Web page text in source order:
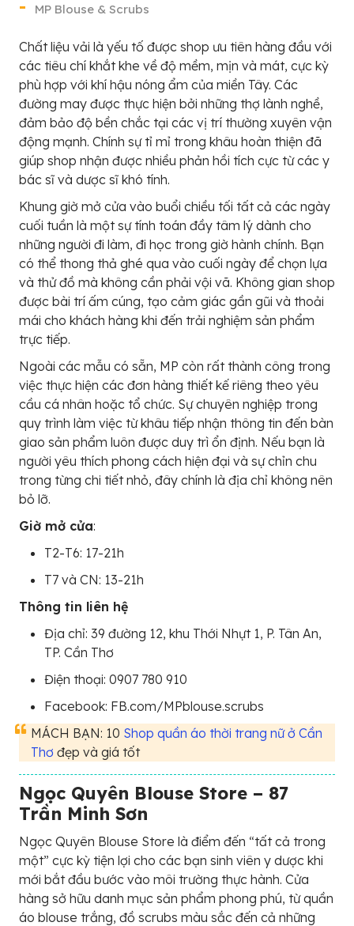
MP Blouse & Scrubs
Chất liệu vải là yếu tố được shop ưu tiên hàng đầu với
các tiêu chí khắt khe về độ mềm, mịn và mát, cực kỳ
phù hợp với khí hậu nóng ẩm của miền Tây. Các
đường may được thực hiện bởi những thợ lành nghề,
đảm bảo độ bền chắc tại các vị trí thường xuyên vận
động mạnh. Chính sự tỉ mỉ trong khâu hoàn thiện đã
giúp shop nhận được nhiều phản hồi tích cực từ các y
bác sĩ và dược sĩ khó tính.
Khung giờ mở cửa vào buổi chiều tối tất cả các ngày
cuối tuần là một sự tính toán đầy tâm lý dành cho
những người đi làm, đi học trong giờ hành chính. Bạn
có thể thong thả ghé qua vào cuối ngày để chọn lựa
và thử đồ mà không cần phải vội vã. Không gian shop
được bài trí ấm cúng, tạo cảm giác gần gũi và thoải
mái cho khách hàng khi đến trải nghiệm sản phẩm
trực tiếp.
Ngoài các mẫu có sẵn, MP còn rất thành công trong
việc thực hiện các đơn hàng thiết kế riêng theo yêu
cầu cá nhân hoặc tổ chức. Sự chuyên nghiệp trong
quy trình làm việc từ khâu tiếp nhận thông tin đến bàn
giao sản phẩm luôn được duy trì ổn định. Nếu bạn là
người yêu thích phong cách hiện đại và sự chỉn chu
trong từng chi tiết nhỏ, đây chính là địa chỉ không nên
bỏ lỡ.
Giờ mở cửa:
T2-T6: 17-21h
T7 và CN: 13-21h
Thông tin liên hệ
Địa chỉ: 39 đường 12, khu Thới Nhựt 1, P. Tân An,
TP. Cần Thơ
Điện thoại: 0907 780 910
Facebook: FB.com/MPblouse.scrubs
MÁCH BẠN: 10 Shop quần áo thời trang nữ ở Cần
Thơ đẹp và giá tốt
Ngọc Quyên Blouse Store – 87
Trần Minh Sơn
Ngọc Quyên Blouse Store là điểm đến “tất cả trong
một” cực kỳ tiện lợi cho các bạn sinh viên y dược khi
mới bắt đầu bước vào môi trường thực hành. Cửa
hàng sở hữu danh mục sản phẩm phong phú, từ quần
áo blouse trắng, đồ scrubs màu sắc đến cả những